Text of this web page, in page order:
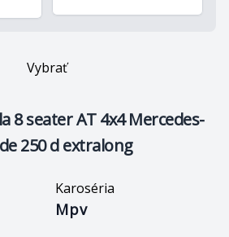
Vybrať
8 seater AT 4x4 Mercedes-
250 d extralong
Karoséria
Mpv